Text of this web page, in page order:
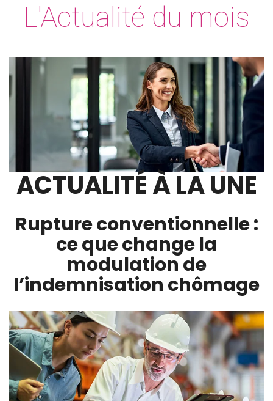
L'Actualité du mois
ACTUALITÉ À LA UNE
Rupture conventionnelle :
ce que change la
modulation de
l’indemnisation chômage